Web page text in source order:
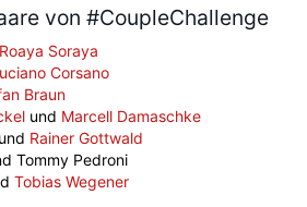
von #CoupleChallenge
Roaya Soraya
Corsano
Braun
und Marcell Damaschke
und Rainer Gottwald
Tommy Pedroni
Tobias Wegener